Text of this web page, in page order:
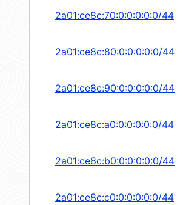
2a01:ce8c:70:0:0:0:0:0/44
2a01:ce8c:80:0:0:0:0:0/44
2a01:ce8c:90:0:0:0:0:0/44
2a01:ce8c:a0:0:0:0:0:0/44
2a01:ce8c:b0:0:0:0:0:0/44
2a01:ce8c:c0:0:0:0:0:0/44